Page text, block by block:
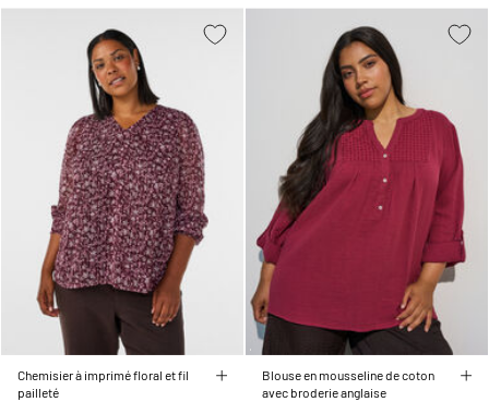
Chemisier à imprimé floral et fil
pailleté
Blouse en mousseline de coton
avec broderie anglaise